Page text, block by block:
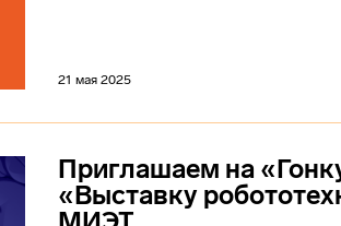
21 мая 2025
Приглашаем на
«Выставку